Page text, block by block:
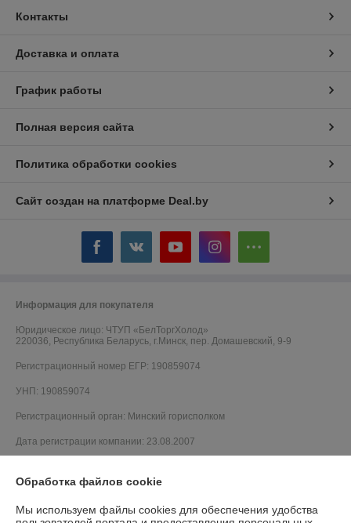
Контакты
Доставка и оплата
График работы
Полная версия сайта
Политика обработки cookies
Сайт создан на платформе Deal.by
Информация для покупателя
Юридическое лицо: ЧТУП «БелТоргХолод»
220036, Республика Беларусь, г.Минск, пер. Домашевский, 9-9
Регистрационный номер ЕГР: 190859074
УНП: 190859074
Регистрационный орган: Минский горисполком
Дата регистрации компании: 23.08.2007
Обработка файлов cookie
Мы используем файлы cookies для обеспечения удобства